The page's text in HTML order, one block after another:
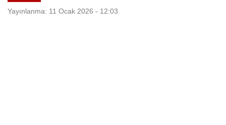
Yayınlanma: 11 Ocak 2026 - 12:03